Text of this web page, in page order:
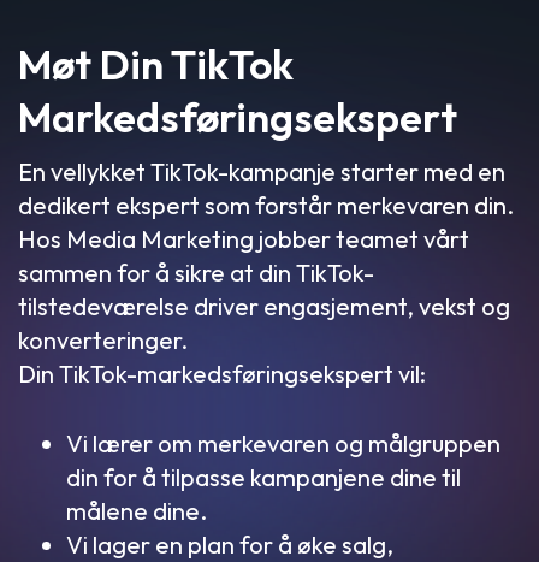
Møt Din TikTok
Markedsføringsekspert
En vellykket TikTok-kampanje starter med en
dedikert ekspert som forstår merkevaren din.
Hos Media Marketing jobber teamet vårt
sammen for å sikre at din TikTok-
tilstedeværelse driver engasjement, vekst og
konverteringer.
Din TikTok-markedsføringsekspert vil:
Vi lærer om merkevaren og målgruppen
din for å tilpasse kampanjene dine til
målene dine.
Vi lager en plan for å øke salg,